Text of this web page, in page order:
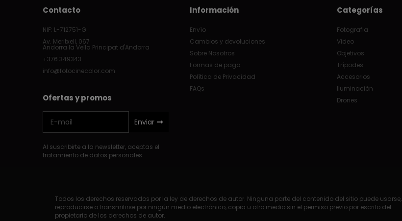
Contacto
NIF: L-712751-G
Av. Meritxell, 067
Andorra la Vella Principat d'Andorra
+376 349343
info@fotocinecolor.com
Ofertas y promos
Enviar
Al suscribirte a la newsletter, aceptas el
tratamiento de datos personales
Información
Envío
Cambios y devoluciones
Sobre Nosotros
Formas de pago
Política de Privacidad
FAQs
Categorías
Fotografia
Video
Objetivos
Trípodes
Accesorios
Iluminación
Drones
Todos los derechos reservados por la ley de derechos de autor. Ninguna parte del contenido del sitio puede usarse,
reproducirse o transmitirse por ningún medio electrónico, copia u otro medio sin el permiso previo por escrito del
propietario de los derechos de autor.